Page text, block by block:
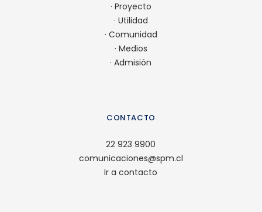
· Proyecto
· Utilidad
· Comunidad
· Medios
·Admisión
CONTACTO
22 923 9900
comunicaciones@spm.cl
Ir a contacto